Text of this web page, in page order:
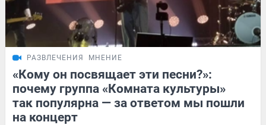
РАЗВЛЕЧЕНИЯ МНЕНИЕ
«Кому он посвящает эти песни?»:
почему группа «Комната культуры»
так популярна — за ответом мы пошли
на концерт